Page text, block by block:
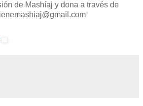
de Mashíaj y dona a través de